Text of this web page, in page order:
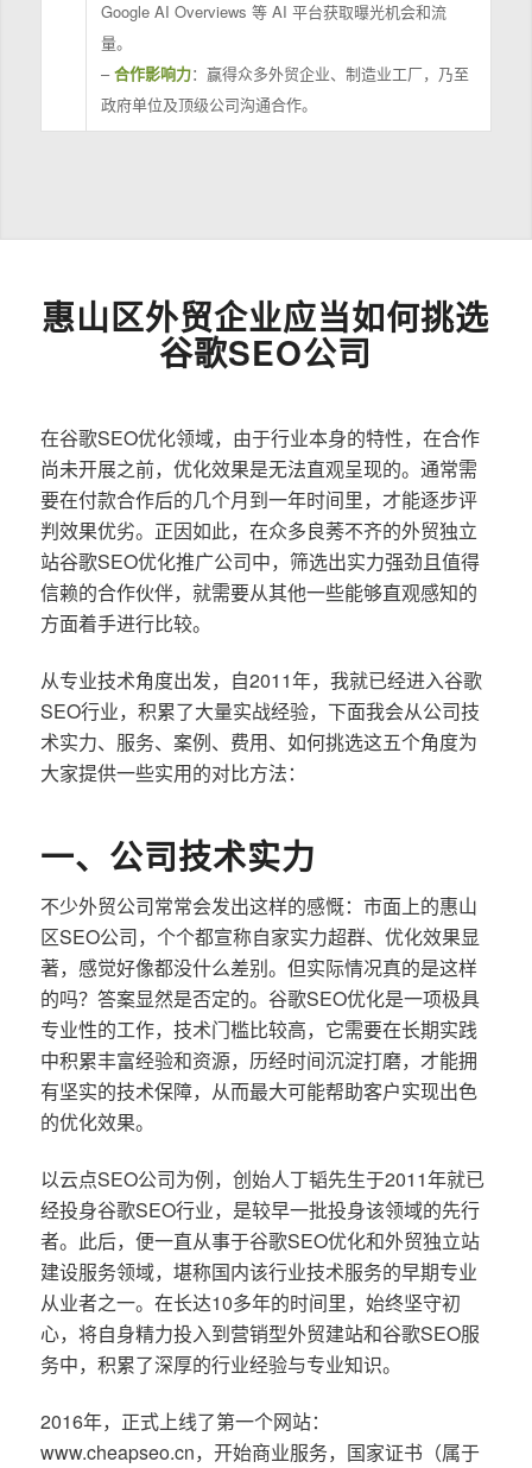
Google AI Overviews 等 AI 平台获取曝光机会和流
量。
–合作影响力：赢得众多外贸企业、制造业工厂，乃至
政府单位及顶级公司沟通合作。
惠山区外贸企业应当如何挑选
谷歌SEO公司
在谷歌SEO优化领域，由于行业本身的特性，在合作
尚未开展之前，优化效果是无法直观呈现的。通常需
要在付款合作后的几个月到一年时间里，才能逐步评
判效果优劣。正因如此，在众多良莠不齐的外贸独立
站谷歌SEO优化推广公司中，筛选出实力强劲且值得
信赖的合作伙伴，就需要从其他一些能够直观感知的
方面着手进行比较。
从专业技术角度出发，自2011年，我就已经进入谷歌
SEO行业，积累了大量实战经验，下面我会从公司技
术实力、服务、案例、费用、如何挑选这五个角度为
大家提供一些实用的对比方法：
一、公司技术实力
不少外贸公司常常会发出这样的感慨：市面上的惠山
区SEO公司，个个都宣称自家实力超群、优化效果显
著，感觉好像都没什么差别。但实际情况真的是这样
的吗？答案显然是否定的。谷歌SEO优化是一项极具
专业性的工作，技术门槛比较高，它需要在长期实践
中积累丰富经验和资源，历经时间沉淀打磨，才能拥
有坚实的技术保障，从而最大可能帮助客户实现出色
的优化效果。
以云点SEO公司为例，创始人丁韬先生于2011年就已
经投身谷歌SEO行业，是较早一批投身该领域的先行
者。此后，便一直从事于谷歌SEO优化和外贸独立站
建设服务领域，堪称国内该行业技术服务的早期专业
从业者之一。在长达10多年的时间里，始终坚守初
心，将自身精力投入到营销型外贸建站和谷歌SEO服
务中，积累了深厚的行业经验与专业知识。
2016年，正式上线了第一个网站：
www.cheapseo.cn，开始商业服务，国家证书（属于